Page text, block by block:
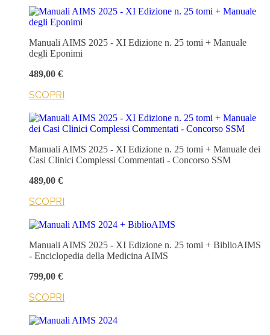
Manuali AIMS 2025 - XI Edizione n. 25 tomi + Manuale
degli Eponimi
489,00 €
SCOPRI
Manuali AIMS 2025 - XI Edizione n. 25 tomi + Manuale dei
Casi Clinici Complessi Commentati - Concorso SSM
489,00 €
SCOPRI
Manuali AIMS 2025 - XI Edizione n. 25 tomi + BiblioAIMS
- Enciclopedia della Medicina AIMS
799,00 €
SCOPRI